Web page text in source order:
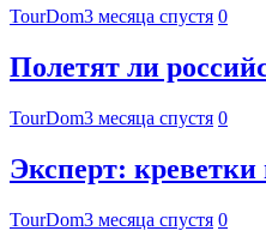
TourDom3 месяца спустя 0
Полетят ли
TourDom3 месяца спустя 0
Эксперт:
TourDom3 месяца спустя 0